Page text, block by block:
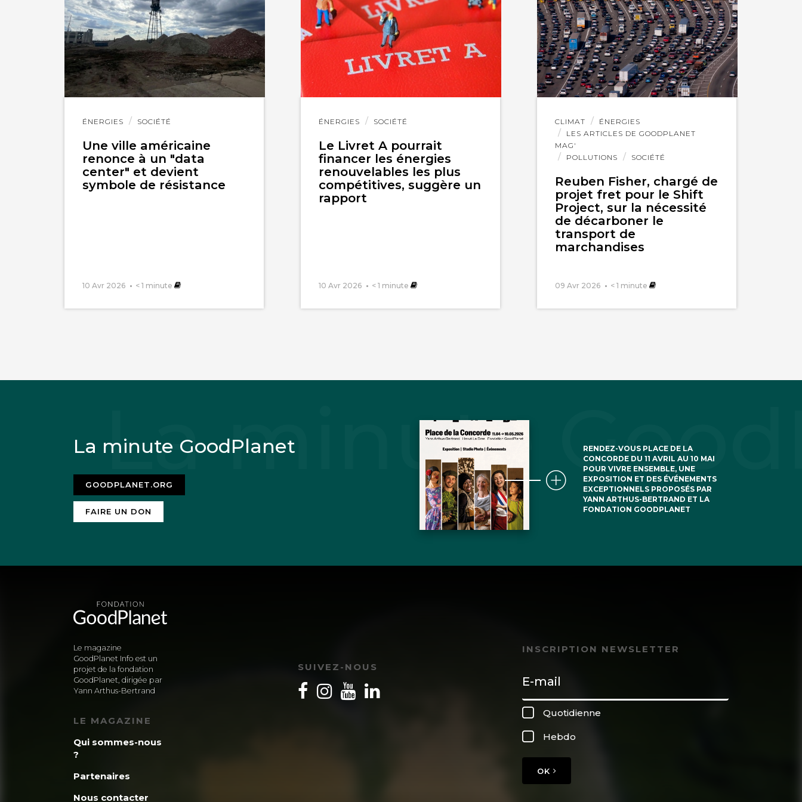
ÉNERGIES SOCIÉTÉ
Une ville américaine
renonce à un "data
center" et devient
symbole de résistance
10 Avr 2026 < 1 minute
Lire
ÉNERGIES SOCIÉTÉ
Le Livret A pourrait
financer les énergies
renouvelables les plus
compétitives, suggère un
rapport
10 Avr 2026 < 1 minute
Lire
CLIMAT
ÉNERGIES
LES ARTICLES DE GOODPLANET
MAG'
POLLUTIONS
SOCIÉTÉ
Reuben Fisher, chargé de
projet fret pour le Shift
Project, sur la nécessité
de décarboner le
transport de
marchandises
09 Avr 2026 < 1 minute
Lire
l'article
La minute GoodPlanet
GOODPLANET.ORG
FAIRE UN DON
RENDEZ-VOUS PLACE DE LA
CONCORDE DU 11 AVRIL AU 10 MAI
POUR VIVRE ENSEMBLE, UNE
EXPOSITION ET DES ÉVÉNEMENTS
EXCEPTIONNELS PROPOSÉS PAR
YANN ARTHUS-BERTRAND ET LA
FONDATION GOODPLANET
Le magazine
GoodPlanet Info est un
projet de la fondation
GoodPlanet, dirigée par
Yann Arthus-Bertrand
LE MAGAZINE
Qui sommes-nous
?
Partenaires
Nous contacter
SUIVEZ-NOUS
INSCRIPTION NEWSLETTER
Quotidienne
Hebdo
OK